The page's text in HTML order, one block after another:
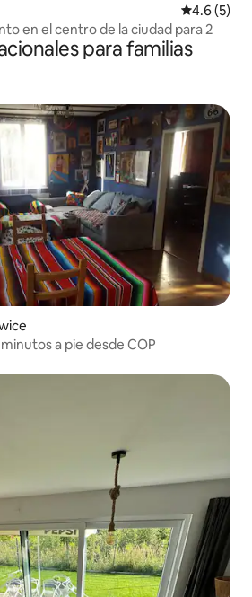
4.6 (5)
en el centro de la ciudad para 2
para familias
a pie desde COP